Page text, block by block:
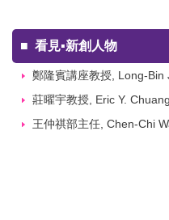
■看見▪新創人物
鄭隆賓講座教授, Long-Bin
莊曜宇教授, Eric Y.
王仲祺部主任, Chen-Chi